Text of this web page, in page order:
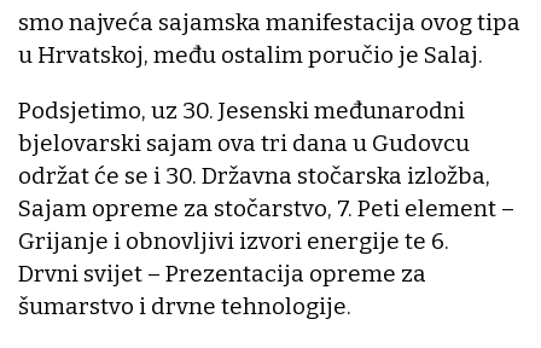
smo najveća sajamska manifestacija ovog tipa
u Hrvatskoj, među ostalim poručio je Salaj.
Podsjetimo, uz 30. Jesenski međunarodni
bjelovarski sajam ova tri dana u Gudovcu
održat će se i 30. Državna stočarska izložba,
Sajam opreme za stočarstvo, 7. Peti element –
Grijanje i obnovljivi izvori energije te 6.
Drvni svijet – Prezentacija opreme za
šumarstvo i drvne tehnologije.